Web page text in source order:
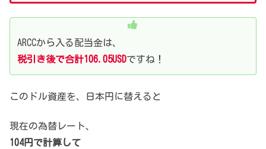
ARCCから入る配当金は、
税引き後で合計106.05USDですね！
このドル資産を、日本円に替えると
現在の為替レート、
104円で計算して